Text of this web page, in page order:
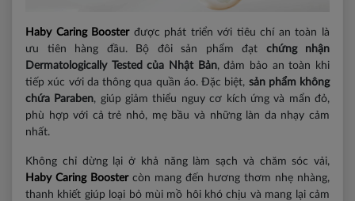
Haby Caring Boosterđược phát triển với tiêu chí an toàn là
ưu tiên hàng đầu. Bộ đôi sản phẩm đạt chứng nhận
Dermatologically Tested của Nhật Bản, đảm bảo an toàn khi
tiếp xúc với da thông qua quần áo. Đặc biệt, sản phẩm không
chứa Paraben, giúp giảm thiểu nguy cơ kích ứng và mẩn đỏ,
phù hợp với cả trẻ nhỏ, mẹ bầu và những làn da nhạy cảm
nhất.
Không chỉ dừng lại ở khả năng làm sạch và chăm sóc vải,
Haby Caring Boostercòn mang đến hương thơm nhẹ nhàng,
thanh khiết giúp loại bỏ mùi mồ hôi khó chịu và mang lại cảm